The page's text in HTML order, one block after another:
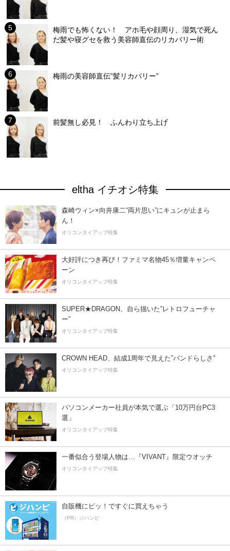
梅雨でも怖くない！ アホ毛や顔周り、湿気で死ん
だ髪や寝グセを救う美容師直伝のリカバリー術
梅雨の美容師直伝”髪リカバリー”
前髪無し必見！ ふんわり立ち上げ
eltha イチオシ特集
森崎ウィン×向井康二“両片思い”にキュンが止まら
ん！
オリコンタイアップ特集
大好評につき再び！ファミマ名物45％増量キャンペ
ーン
オリコンタイアップ特集
SUPER★DRAGON、自ら描いた”レトロフューチャ
ー”
オリコンタイアップ特集
CROWN HEAD、結成1周年で見えた”バンドらしさ”
オリコンタイアップ特集
パソコンメーカー社員が本気で選ぶ「10万円台PC3
選」
オリコンタイアップ特集
一番似合う登場人物は…『VIVANT』限定ウオッチ
オリコンタイアップ特集
自販機にピッ！ですぐに買えちゃう
（PR）ジハンピ